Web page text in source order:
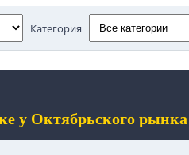
Категория
у Октябрьского